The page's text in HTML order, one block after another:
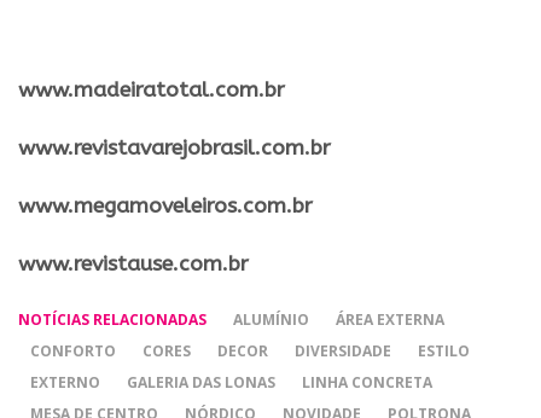
​www.madeiratotal.com.br
www.revistavarejobrasil.com.br
www.megamoveleiros.com.br
www.revistause.com.br
NOTÍCIAS RELACIONADAS ALUMÍNIO
ÁREA EXTERNA
CONFORTO
CORES DECOR DIVERSIDADE
ESTILO
EXTERNO
GALERIA DAS LONAS
LINHA CONCRETA